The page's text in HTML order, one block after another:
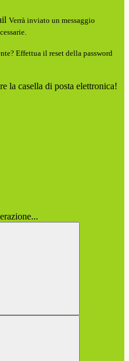
Verrà inviato un messaggio
Effettua il reset della password
la casella di posta elettronica!